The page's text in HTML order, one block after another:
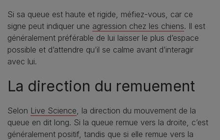
Si sa queue est haute et rigide, méfiez-vous, car ce
signe peut indiquer une agression chez les chiens. Il est
généralement préférable de lui laisser le plus d’espace
possible et d’attendre qu’il se calme avant d’interagir
avec lui.
La direction du remuement
Selon Live Science , la direction du mouvement de la
queue en dit long. Si la queue remue vers la droite, c’est
généralement positif, tandis que si elle remue vers la